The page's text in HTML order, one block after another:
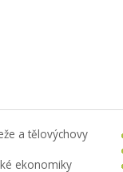
a tělovýchovy
ekonomiky